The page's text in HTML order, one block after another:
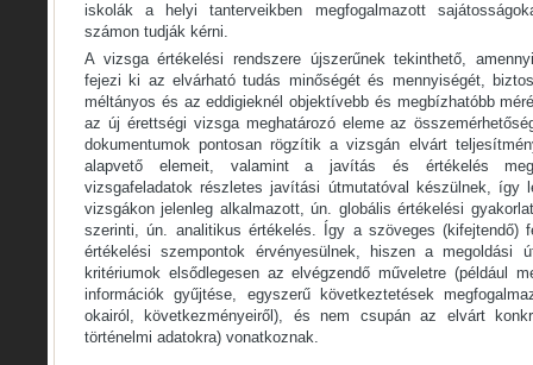
iskolák a helyi tanterveikben megfogalmazott
számon tudják kérni.
A vizsga értékelési rendszere újszerűnek tekinthető,
fejezi ki az elvárható tudás minőségét és mennyiségét,
méltányos és az eddigieknél objektívebb és megbízhatóbb
az új érettségi vizsga meghatározó eleme az
dokumentumok pontosan rögzítik a vizsgán elvárt
alapvető elemeit, valamint a javítás és értékelés
vizsgafeladatok részletes javítási útmutatóval készülnek,
vizsgákon jelenleg alkalmazott, ún. globális értékelési
szerinti, ún. analitikus értékelés. Így a szöveges (kifejtendő)
értékelési szempontok érvényesülnek, hiszen a megoldási
kritériumok elsődlegesen az elvégzendő műveletre (például
információk gyűjtése, egyszerű következtetések
okairól, következményeiről), és nem csupán az elvárt
történelmi adatokra) vonatkoznak.